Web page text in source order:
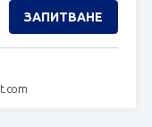
ЗАПИТВАНЕ